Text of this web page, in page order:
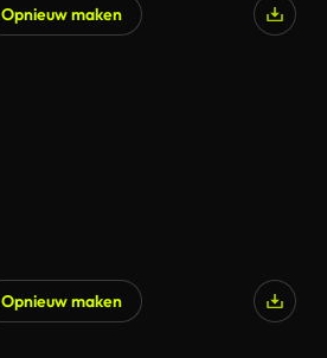
Opnieuw maken
Opnieuw maken